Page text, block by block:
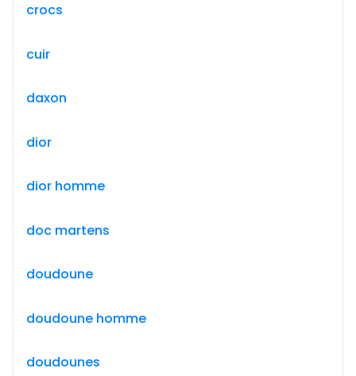
crocs
cuir
daxon
dior
dior homme
doc martens
doudoune
doudoune homme
doudounes